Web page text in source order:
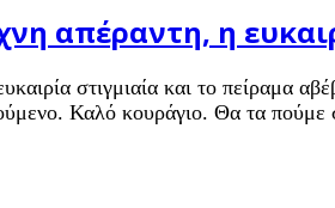
απέραντη, η
στιγμιαία και το πείραμα
Καλό κουράγιο. Θα τα πούμε